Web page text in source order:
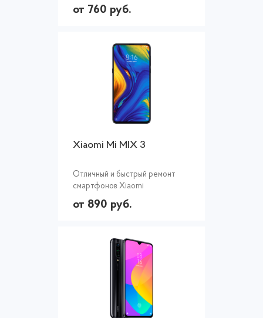
от 760 руб.
Xiaomi Mi MIX 3
Отличный и быстрый ремонт
смартфонов Xiaomi
от 890 руб.